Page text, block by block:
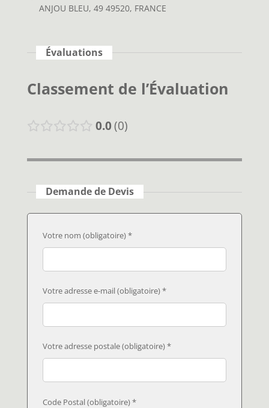
ANJOU BLEU, 49 49520, FRANCE
Évaluations
Classement de l’Évaluation
0.0 0
Demande de Devis
Votre nom (obligatoire) *
Votre adresse e-mail (obligatoire) *
Votre adresse postale (obligatoire) *
Code Postal (obligatoire) *